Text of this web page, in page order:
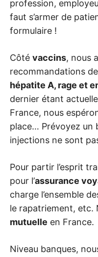
profession,
faut s’armer de
formulaire !
Côté vaccins, nous
recommandations
hépatite A, rage et
dernier étant
France, nous
place… Prévoyez un
injections ne sont
Pour partir l’esprit
pour l’assurance
charge l’ensemble
le rapatriement, etc.
mutuelle en France.
Niveau banques,